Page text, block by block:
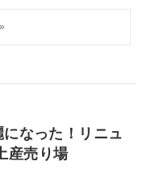
なった！リニュ
産売り場